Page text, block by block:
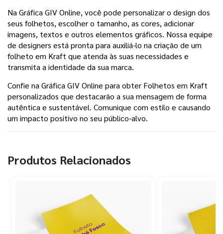
Na Gráfica GIV Online, você pode personalizar o design dos
seus folhetos, escolher o tamanho, as cores, adicionar
imagens, textos e outros elementos gráficos. Nossa equipe
de designers está pronta para auxiliá-lo na criação de um
folheto em Kraft que atenda às suas necessidades e
transmita a identidade da sua marca.
Confie na Gráfica GIV Online para obter Folhetos em Kraft
personalizados que destacarão a sua mensagem de forma
autêntica e sustentável. Comunique com estilo e causando
um impacto positivo no seu público-alvo.
Produtos Relacionados